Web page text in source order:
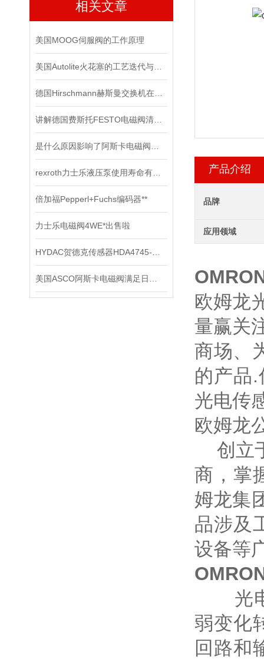
相关文章
美国MOOG伺服阀的工作原理
倍加福Pepperl+Fuchs编码器**
力士乐电磁阀4WE*出售啦
产品介绍
品牌
应用领域
欧姆龙
量赢关
商场、
的产品
光电传
欧姆龙
创立
商，掌
姆龙集
品涉及
设备等
光电
弱变化
回路和